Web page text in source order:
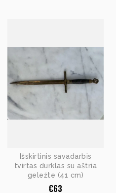
Išskirtinis savadarbis
tvirtas durklas su aštria
geležte (41 cm)
€63